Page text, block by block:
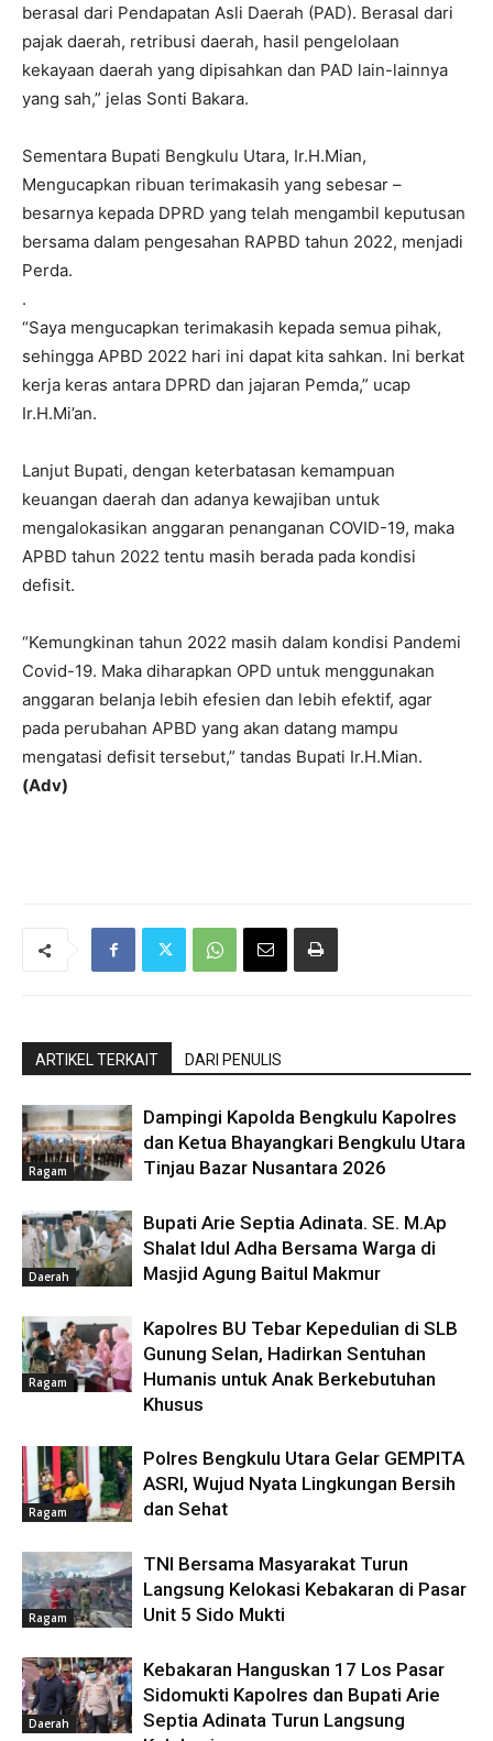
berasal dari Pendapatan Asli Daerah (PAD). Berasal dari
pajak daerah, retribusi daerah, hasil pengelolaan
kekayaan daerah yang dipisahkan dan PAD lain-lainnya
yang sah,” jelas Sonti Bakara.
Sementara Bupati Bengkulu Utara, Ir.H.Mian,
Mengucapkan ribuan terimakasih yang sebesar –
besarnya kepada DPRD yang telah mengambil keputusan
bersama dalam pengesahan RAPBD tahun 2022, menjadi
Perda.
.
“Saya mengucapkan terimakasih kepada semua pihak,
sehingga APBD 2022 hari ini dapat kita sahkan. Ini berkat
kerja keras antara DPRD dan jajaran Pemda,” ucap
Ir.H.Mi’an.
Lanjut Bupati, dengan keterbatasan kemampuan
keuangan daerah dan adanya kewajiban untuk
mengalokasikan anggaran penanganan COVID-19, maka
APBD tahun 2022 tentu masih berada pada kondisi
defisit.
“Kemungkinan tahun 2022 masih dalam kondisi Pandemi
Covid-19. Maka diharapkan OPD untuk menggunakan
anggaran belanja lebih efesien dan lebih efektif, agar
pada perubahan APBD yang akan datang mampu
mengatasi defisit tersebut,” tandas Bupati Ir.H.Mian.
(Adv)
ARTIKEL TERKAIT DARI PENULIS
Ragam
Dampingi Kapolda Bengkulu Kapolres
dan Ketua Bhayangkari Bengkulu Utara
Tinjau Bazar Nusantara 2026
Daerah
Bupati Arie Septia Adinata. SE. M.Ap
Shalat Idul Adha Bersama Warga di
Masjid Agung Baitul Makmur
Ragam
Kapolres BU Tebar Kepedulian di SLB
Gunung Selan, Hadirkan Sentuhan
Humanis untuk Anak Berkebutuhan
Khusus
Ragam
Polres Bengkulu Utara Gelar GEMPITA
ASRI, Wujud Nyata Lingkungan Bersih
dan Sehat
Ragam
TNI Bersama Masyarakat Turun
Langsung Kelokasi Kebakaran di Pasar
Unit 5 Sido Mukti
Daerah
Kebakaran Hanguskan 17 Los Pasar
Sidomukti Kapolres dan Bupati Arie
Septia Adinata Turun Langsung